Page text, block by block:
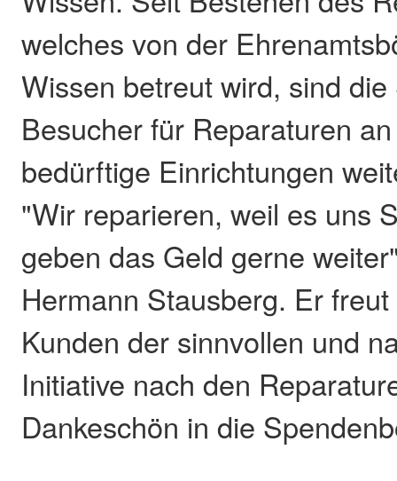
welches von der
Wissen betreut wird, sind
Besucher für Reparaturen
bedürftige Einrichtungen
"Wir reparieren, weil es uns
geben das Geld gerne
Hermann Stausberg. Er
Kunden der sinnvollen und
Initiative nach den
Dankeschön in die